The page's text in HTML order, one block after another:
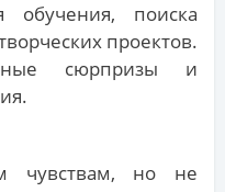
обучения, поиска
проектов.
сюрпризы и
чувствам, но не